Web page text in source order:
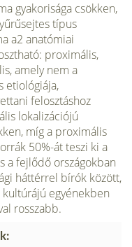
gyakorisága csökken,
típus
a2 anatómiai
pro­ximális,
amely nem a
etiológiája,
felosztáshoz
lokalizációjú
míg a proximális
50%-át teszi ki a
a fejlődő országokban
háttérrel bírók között,
egyénekben
rosszabb.